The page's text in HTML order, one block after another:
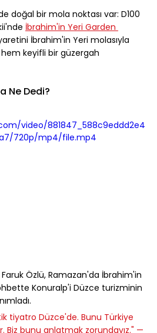
doğal bir mola noktası var: D100
İbrahim'in Yeri Garden
İbrahim'in Yeri molasıyla
keyifli bir güzergah
Ne Dedi?
video/881847_588c9eddd2e4
720p/mp4/file.mp4
Özlü, Ramazan'da İbrahim'in
Konuralp'i Düzce turizminin
tiyatro Düzce'de. Bunu Türkiye
Biz bunu anlatmak zorundayız." —